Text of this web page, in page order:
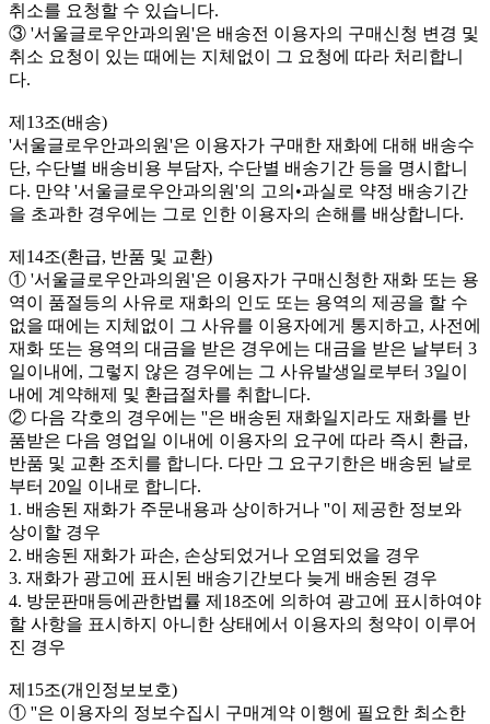
취소를 요청할 수 있습니다.
③ '서울글로우안과의원'은 배송전 이용자의 구매신청 변경 및
취소 요청이 있는 때에는 지체없이 그 요청에 따라 처리합니
다.
제13조(배송)
'서울글로우안과의원'은 이용자가 구매한 재화에 대해 배송수
단, 수단별 배송비용 부담자, 수단별 배송기간 등을 명시합니
다. 만약 '서울글로우안과의원'의 고의•과실로 약정 배송기간
을 초과한 경우에는 그로 인한 이용자의 손해를 배상합니다.
제14조(환급, 반품 및 교환)
① '서울글로우안과의원'은 이용자가 구매신청한 재화 또는 용
역이 품절등의 사유로 재화의 인도 또는 용역의 제공을 할 수
없을 때에는 지체없이 그 사유를 이용자에게 통지하고, 사전에
재화 또는 용역의 대금을 받은 경우에는 대금을 받은 날부터 3
일이내에, 그렇지 않은 경우에는 그 사유발생일로부터 3일이
내에 계약해제 및 환급절차를 취합니다.
② 다음 각호의 경우에는 ''은 배송된 재화일지라도 재화를 반
품받은 다음 영업일 이내에 이용자의 요구에 따라 즉시 환급,
반품 및 교환 조치를 합니다. 다만 그 요구기한은 배송된 날로
부터 20일 이내로 합니다.
1. 배송된 재화가 주문내용과 상이하거나 ''이 제공한 정보와
상이할 경우
2. 배송된 재화가 파손, 손상되었거나 오염되었을 경우
3. 재화가 광고에 표시된 배송기간보다 늦게 배송된 경우
4. 방문판매등에관한법률 제18조에 의하여 광고에 표시하여야
할 사항을 표시하지 아니한 상태에서 이용자의 청약이 이루어
진 경우
제15조(개인정보보호)
① ''은 이용자의 정보수집시 구매계약 이행에 필요한 최소한